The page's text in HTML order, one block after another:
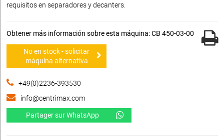
requisitos en separadores y decanters.
Obtener más información sobre esta máquina: CB 450-03-00
No en stock - solicitar
máquina alternativa
+49(0)2236-393530
info@centrimax.com
Partager sur WhatsApp